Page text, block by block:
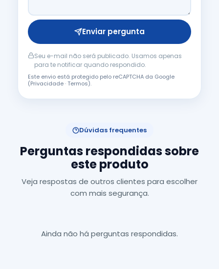
Enviar pergunta
Seu e-mail não será publicado. Usamos apenas
para te notificar quando respondido.
Este envio está protegido pelo reCAPTCHA da Google
(Privacidade·Termos).
Dúvidas frequentes
Perguntas respondidas sobre
este produto
Veja respostas de outros clientes para escolher
com mais segurança.
Ainda não há perguntas respondidas.